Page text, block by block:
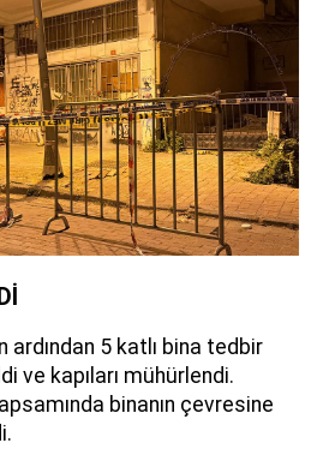
ardından 5 katlı bina tedbir
ve kapıları mühürlendi.
binanın çevresine